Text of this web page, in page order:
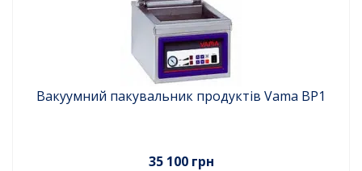
Вакуумний пакувальник продуктів Vama BP1
35 100 грн